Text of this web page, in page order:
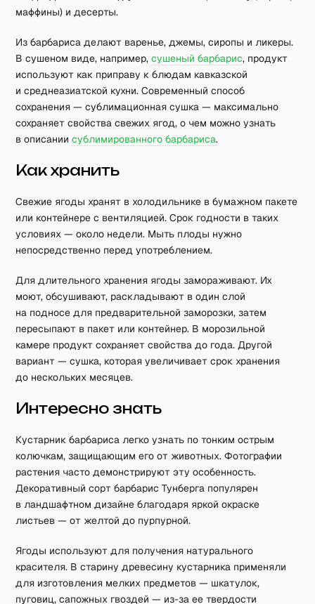
маффины) и десерты.
Из барбариса делают варенье, джемы, сиропы и ликеры.
В сушеном виде, например,сушеный барбарис, продукт
используют как приправу к блюдам кавказской
и среднеазиатской кухни. Современный способ
сохранения — сублимационная сушка — максимально
сохраняет свойства свежих ягод, о чем можно узнать
в описаниисублимированного барбариса.
Как хранить
Свежие ягоды хранят в холодильнике в бумажном пакете
или контейнере с вентиляцией. Срок годности в таких
условиях — около недели. Мыть плоды нужно
непосредственно перед употреблением.
Для длительного хранения ягоды замораживают. Их
моют, обсушивают, раскладывают в один слой
на подносе для предварительной заморозки, затем
пересыпают в пакет или контейнер. В морозильной
камере продукт сохраняет свойства до года. Другой
вариант — сушка, которая увеличивает срок хранения
до нескольких месяцев.
Интересно знать
Кустарник барбариса легко узнать по тонким острым
колючкам, защищающим его от животных. Фотографии
растения часто демонстрируют эту особенность.
Декоративный сорт барбарис Тунберга популярен
в ландшафтном дизайне благодаря яркой окраске
листьев — от желтой до пурпурной.
Ягоды используют для получения натурального
красителя. В старину древесину кустарника применяли
для изготовления мелких предметов — шкатулок,
пуговиц, сапожных гвоздей — из-за ее твердости